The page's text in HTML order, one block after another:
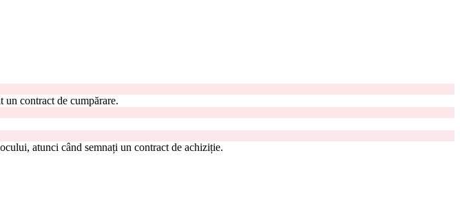
contract de cumpărare.
atunci când semnați un contract de achiziție.